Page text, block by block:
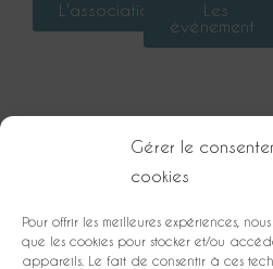
Gérer le
cookies
Pour offrir les meilleures expériences,
que les cookies pour stocker et/ou
appareils. Le fait de consentir à ces
L'association
Les
événements
de
plus
?